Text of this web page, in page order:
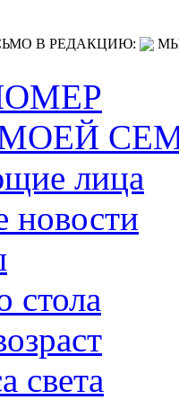
В РЕДАКЦИЮ:
лица
новости
стола
света